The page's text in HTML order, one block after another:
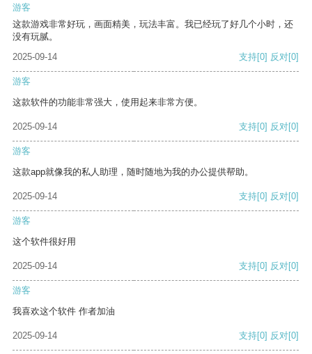
游客
这款游戏非常好玩，画面精美，玩法丰富。我已经玩了好几个小时，还
没有玩腻。
2025-09-14
支持[0] 反对[0]
游客
这款软件的功能非常强大，使用起来非常方便。
2025-09-14 支持[0] 反对[0]
游客
这款app就像我的私人助理，随时随地为我的办公提供帮助。
2025-09-14 支持[0] 反对[0]
游客
这个软件很好用
2025-09-14 支持[0] 反对[0]
游客
我喜欢这个软件 作者加油
2025-09-14 支持[0] 反对[0]